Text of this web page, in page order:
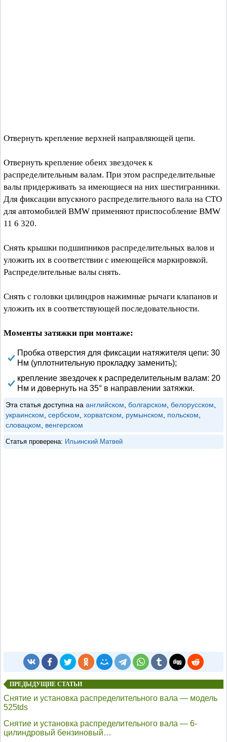
Отвернуть крепление верхней направляющей цепи.
Отвернуть крепление обеих звездочек к
распределительным валам. При этом распределительные
валы придерживать за имеющиеся на них шестигранники.
Для фиксации впускного распределительного вала на СТО
для автомобилей BMW применяют приспособление BMW
11 6 320.
Снять крышки подшипников распределительных валов и
уложить их в соответствии с имеющейся маркировкой.
Распределительные валы снять.
Снять с головки цилиндров нажимные рычаги клапанов и
уложить их в соответствующей последовательности.
Моменты затяжки при монтаже:
Пробка отверстия для фиксации натяжителя цепи: 30
Нм (уплотнительную прокладку заменить);
крепление звездочек к распределительным валам: 20
Нм и довернуть на 35° в направлении затяжки.
Эта статья доступна на английском болгарском белорусском
украинском сербском хорватском румынском польском
словацком
венгерском
Статья проверена: Ильинский Матвей
ПРЕДЫДУЩИЕ СТАТЬИ
Снятие и установка распределительного вала — модель
525tds
Снятие и установка распределительного вала — 6-
цилиндровый бензиновый…